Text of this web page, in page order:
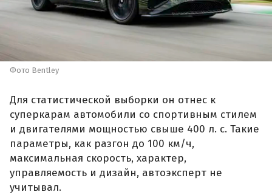
Фото Bentley
Для статистической выборки он отнес к
суперкарам автомобили со спортивным стилем
и двигателями мощностью свыше 400 л. с. Такие
параметры, как разгон до 100 км/ч,
максимальная скорость, характер,
управляемость и дизайн, автоэксперт не
учитывал.